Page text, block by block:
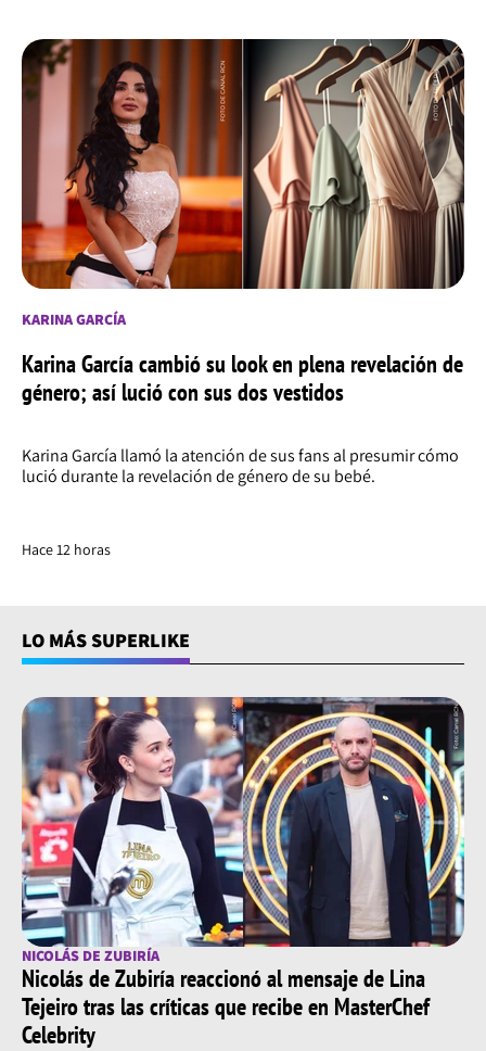
KARINA GARCÍA
Karina García cambió su look en plena revelación de
género; así lució con sus dos vestidos
Karina García llamó la atención de sus fans al presumir cómo
lució durante la revelación de género de su bebé.
Hace 12 horas
LO MÁS SUPERLIKE
NICOLÁS DE ZUBIRÍA
Nicolás de Zubiría reaccionó al mensaje de Lina
Tejeiro tras las críticas que recibe en MasterChef
Celebrity